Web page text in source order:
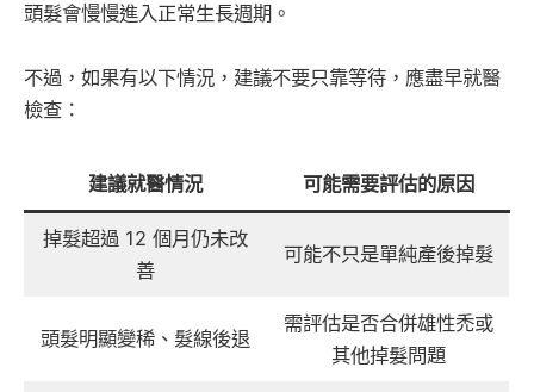
頭髮會慢慢進入正常生長週期。
不過，如果有以下情況，建議不要只靠等待，應盡早就醫
檢查：
建議就醫情況 可能需要評估的原因
掉髮超過 12 個月仍未改
善
可能不只是單純產後掉髮
頭髮明顯變稀、髮線後退
需評估是否合併雄性禿或
其他掉髮問題